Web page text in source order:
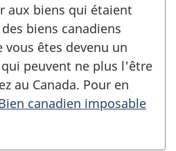
aux biens qui étaient
biens canadiens
êtes devenu un
peuvent ne plus l'être
au Canada. Pour en
canadien imposable